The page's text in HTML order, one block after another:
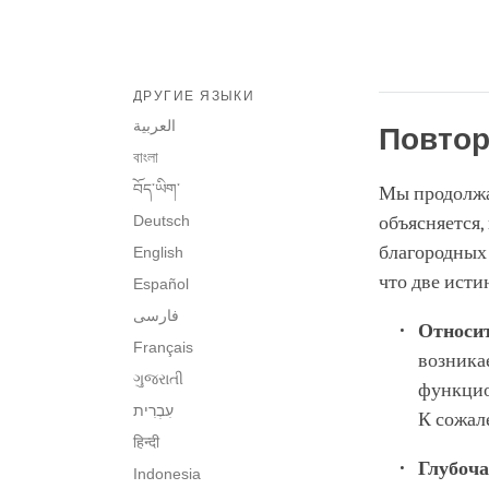
ДРУГИЕ ЯЗЫКИ
العربية
বাংলা
བོད་ཡིག་
Deutsch
English
Español
فارسی
Français
ગુજરાતી
हिन्दी
Indonesia
Мы
что две
К